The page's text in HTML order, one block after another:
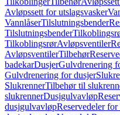
Avløpssett for utslagsvasker
VannlåserTilslutningsbender
Tilslutningsbender
TilkoblingsrørAvløpsventiler
AvløpsventilerTilbehør
badekarDusjerGulvdrenering
Gulvdrenering for dusjer
SlukrennerTilbehør til
slukrennerDusjgulvavløp
dusjgulvavløpReservedeler